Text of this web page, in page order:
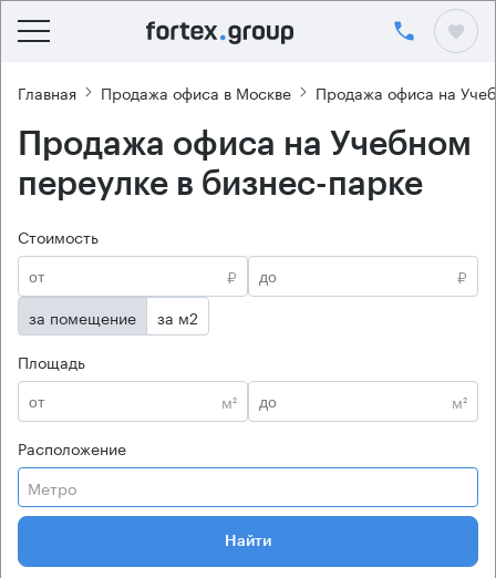
Главная Продажа офиса в Москве Продажа офиса на
Продажа офиса на Учебном
переулке в бизнес-парке
Стоимость
₽
₽
за помещение
за м2
Площадь
м²
м²
Расположение
Метро
Найти